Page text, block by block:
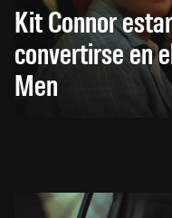
Kit Connor
convertirse en
Men